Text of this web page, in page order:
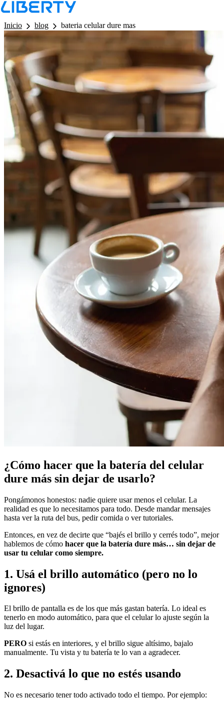
LB - Barra de Navegacion
Inicio
blog bateria celular dure mas
¿Cómo hacer que la batería del celular
dure más sin dejar de usarlo?
Pongámonos honestos: nadie quiere usar menos el celular. La
realidad es que lo necesitamos para todo. Desde mandar mensajes
hasta ver la ruta del bus, pedir comida o ver tutoriales.
Entonces, en vez de decirte que “bajés el brillo y cerrés todo”, mejor
hablemos de cómo hacer que la batería dure más… sin dejar de
usar tu celular como siempre.
1. Usá el brillo automático (pero no lo
ignores)
El brillo de pantalla es de los que más gastan batería. Lo ideal es
tenerlo en modo automático, para que el celular lo ajuste según la
luz del lugar.
PERO si estás en interiores, y el brillo sigue altísimo, bajalo
manualmente. Tu vista y tu batería te lo van a agradecer.
2. Desactivá lo que no estés usando
No es necesario tener todo activado todo el tiempo. Por ejemplo: